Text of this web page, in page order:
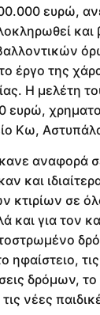
ευρώ,
και
έργο της
Η μελέτη
ευρώ,
Κω,
αναφορά
και
κτιρίων σε
και για τον
ηφαίστειο,
δρόμων,
νέες